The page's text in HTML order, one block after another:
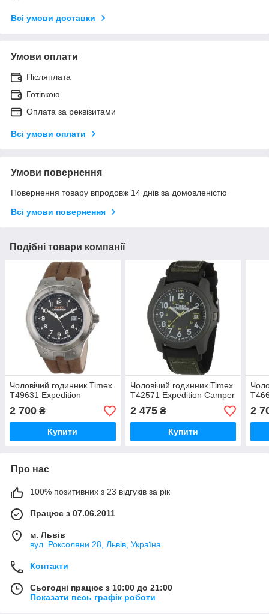
Всі умови доставки
Умови оплати
Післяплата
Готівкою
Оплата за реквізитами
Всі умови оплати
Умови повернення
Повернення товару впродовж 14 днів за домовленістю
Всі умови повернення
Подібні товари компанії
Чоловічий годинник Timex
T49631 Expedition
2 700 ₴
Купити
Чоловічий годинник Timex
T42571 Expedition Camper
2 475₴
Купити
2
Про нас
100% позитивних з 23 відгуків за рік
Працює з 07.06.2011
м. Львів
вул. Роксоляни 28, Львів, Україна
Контакти
Сьогодні працює з 10:00 до 21:00
Показати весь графік роботи